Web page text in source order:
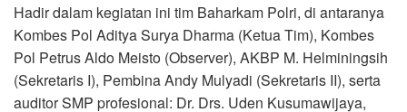
Hadir dalam kegiatan ini tim Baharkam Polri, di antaranya
Kombes Pol Aditya Surya Dharma (Ketua Tim), Kombes
Pol Petrus Aldo Meisto (Observer), AKBP M. Helminingsih
(Sekretaris I), Pembina Andy Mulyadi (Sekretaris II), serta
auditor SMP profesional: Dr. Drs. Uden Kusumawijaya,